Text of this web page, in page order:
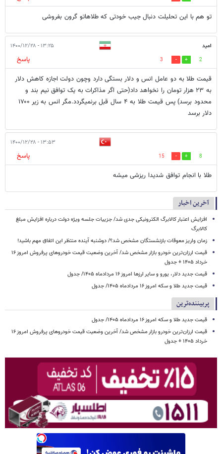
تو هم با این تحلیلت دنبال جیب خودتی که طلاهاتو گرون بفروشی
امید ۱۳:۲۵ - ۱۴۰۰/۱۲/۲۸
2
3
پاسخ
قیمت طلا به دو عامل انس و دلار بستگی دارد وچون دولت اجازه کاهش دلار
به ۲۳ هزار تومان را نخواهد داد(حتی اگر مذاکرات به یک توافق نیم بند و
محدود برسد) پس قیمت طلا به ۴ سال قبل برنمیگردد.مگر انس به زیر ۱۷۰۰
دلار برسد
۱۳:۵۳ - ۱۴۰۰/۱۲/۲۸
8
15
پاسخ
طلا با انجام توافق شدیدا ریزشی میشه
آخرین اخبار
افزایش اعتبار کالابرگ الکترونیکی جدی شد/ جزییات جلسه ویژه دولت درباره افزایش مبلغ
کالابرگ
زمان واریز معوقات بازنشستگان مشخص شد؟/ دوشنبه آینده منتظر این اتفاق مهم باشید!
قیمت ارزان‌ترین خودرو بازار مشخص شد/ آخرین وضعیت قیمت خودروهای پرفروش امروز ۱۶
خرداد ۱۴۰۵ + جدول
قیمت جدید دلار، یورو و سایر ارزها امروز ۱۶ مردادماه ۱۴۰۵/ جدول
قیمت جدید طلا و سکه امروز ۱۶ مردادماه ۱۴۰۵/ جدول
پربیننده‌ترین
قیمت جدید طلا و سکه امروز ۱۶ مردادماه ۱۴۰۵/ جدول
قیمت ارزان‌ترین خودرو بازار مشخص شد/ آخرین وضعیت قیمت خودروهای پرفروش امروز ۱۶
خرداد ۱۴۰۵ + جدول